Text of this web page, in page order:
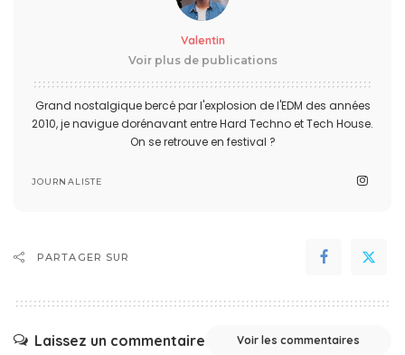
Valentin
Voir plus de publications
Grand nostalgique bercé par l'explosion de l'EDM des années
2010, je navigue dorénavant entre Hard Techno et Tech House.
On se retrouve en festival ?
JOURNALISTE
PARTAGER SUR
Laissez un commentaire Voir les commentaires